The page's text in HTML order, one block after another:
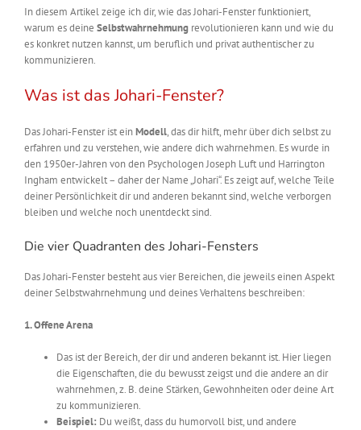
In diesem Artikel zeige ich dir, wie das Johari-Fenster funktioniert,
warum es deine Selbstwahrnehmungrevolutionieren kann und wie du
es konkret nutzen kannst, um beruflich und privat authentischer zu
kommunizieren.
Was ist das Johari-Fenster?
Das Johari-Fenster ist einModell, das dir hilft, mehr über dich selbst zu
erfahren und zu verstehen, wie andere dich wahrnehmen. Es wurde in
den 1950er-Jahren von den Psychologen Joseph Luft und Harrington
Ingham entwickelt – daher der Name „Johari“. Es zeigt auf, welche Teile
deiner Persönlichkeit dir und anderen bekannt sind, welche verborgen
bleiben und welche noch unentdeckt sind.
Die vier Quadranten des Johari-Fensters
Das Johari-Fenster besteht aus vier Bereichen, die jeweils einen Aspekt
deiner Selbstwahrnehmung und deines Verhaltens beschreiben:
1. Offene Arena
Das ist der Bereich, der dir und anderen bekannt ist. Hier liegen
die Eigenschaften, die du bewusst zeigst und die andere an dir
wahrnehmen, z. B. deine Stärken, Gewohnheiten oder deine Art
zu kommunizieren.
Beispiel: Du weißt, dass du humorvoll bist, und andere